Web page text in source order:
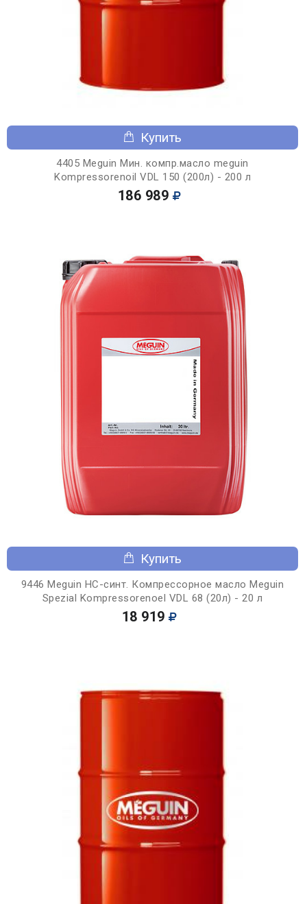
Купить
4405 Meguin Мин. компр.масло meguin
Kompressorenoil VDL 150 (200л) - 200 л
186 989
Купить
9446 Meguin НС-синт. Компрессорное масло Meguin
Spezial Kompressorenoel VDL 68 (20л) - 20 л
18 919